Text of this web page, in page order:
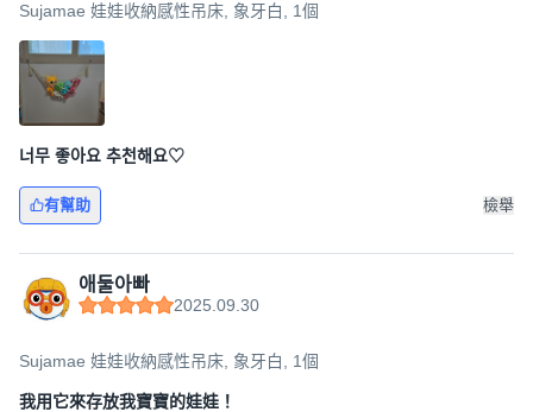
Sujamae 娃娃收納感性吊床, 象牙白, 1個
너무 좋아요 추천해요♡
有幫助 檢舉
애둘아빠
2025.09.30
Sujamae 娃娃收納感性吊床, 象牙白, 1個
我用它來存放我寶寶的娃娃！